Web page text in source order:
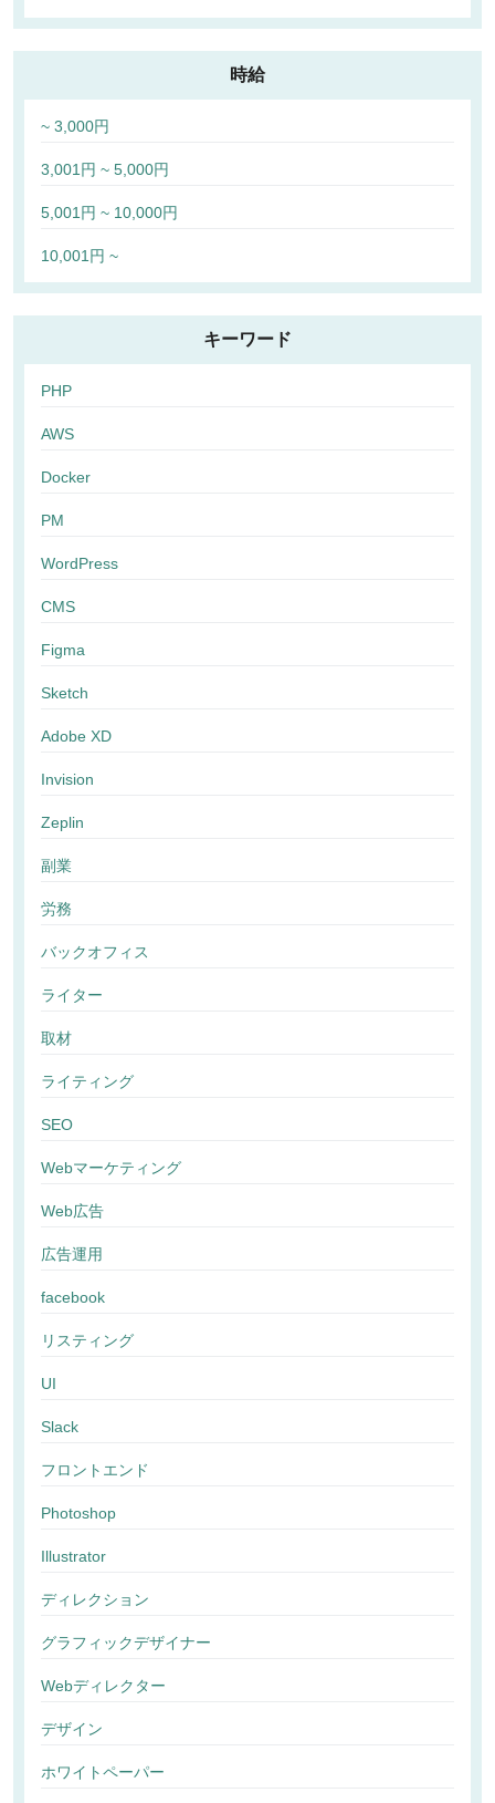
時給
~ 3,000円
3,001円 ~ 5,000円
5,001円 ~ 10,000円
10,001円 ~
キーワード
PHP
AWS
Docker
PM
WordPress
CMS
Figma
Sketch
Adobe XD
Invision
Zeplin
副業
労務
バックオフィス
ライター
取材
ライティング
SEO
Webマーケティング
Web広告
広告運用
facebook
リスティング
UI
Slack
フロントエンド
Photoshop
Illustrator
ディレクション
グラフィックデザイナー
Webディレクター
デザイン
ホワイトペーパー